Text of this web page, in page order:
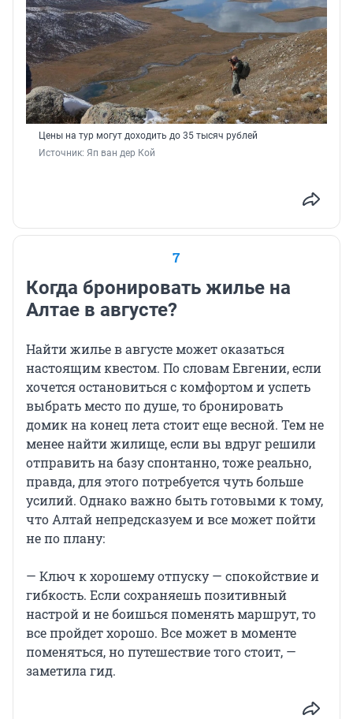
Цены на тур могут доходить до 35 тысяч рублей
Источник: Яп ван дер Кой
7
Когда бронировать жилье на
Алтае в августе?
Найти жилье в августе может оказаться
настоящим квестом. По словам Евгении, если
хочется остановиться с комфортом и успеть
выбрать место по душе, то бронировать
домик на конец лета стоит еще весной. Тем не
менее найти жилище, если вы вдруг решили
отправить на базу спонтанно, тоже реально,
правда, для этого потребуется чуть больше
усилий. Однако важно быть готовыми к тому,
что Алтай непредсказуем и все может пойти
не по плану:
— Ключ к хорошему отпуску — спокойствие и
гибкость. Если сохраняешь позитивный
настрой и не боишься поменять маршрут, то
все пройдет хорошо. Все может в моменте
поменяться, но путешествие того стоит, —
заметила гид.